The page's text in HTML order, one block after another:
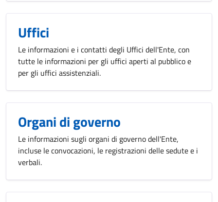
Uffici
Le informazioni e i contatti degli Uffici dell'Ente, con
tutte le informazioni per gli uffici aperti al pubblico e
per gli uffici assistenziali.
Organi di governo
Le informazioni sugli organi di governo dell'Ente,
incluse le convocazioni, le registrazioni delle sedute e i
verbali.